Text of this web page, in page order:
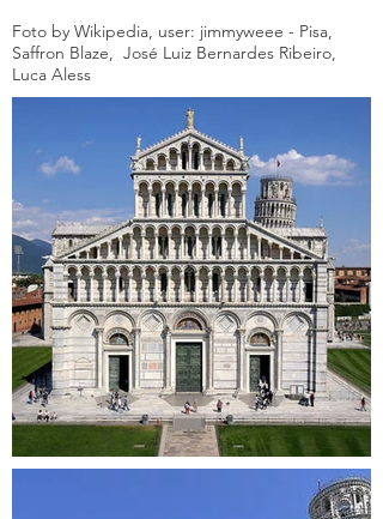
Foto by Wikipedia, user: jimmyweee - Pisa,
Saffron Blaze, José Luiz Bernardes Ribeiro,
Luca Aless